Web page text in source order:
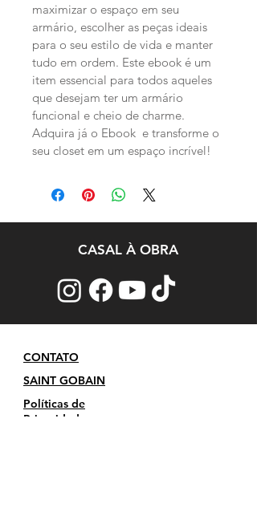
maximizar o espaço em seu
armário, escolher as peças ideais
para o seu estilo de vida e manter
tudo em ordem. Este ebook é um
item essencial para todos aqueles
que desejam ter um armário
funcional e cheio de charme.
Adquira já o Ebook  e transforme o
seu closet em um espaço incrível!
CASAL À OBRA
CONTATO
SAINT GOBAIN
Políticas de
Privacidade